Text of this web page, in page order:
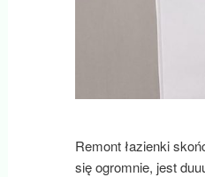
Remont łazienki
się ogromnie, jest